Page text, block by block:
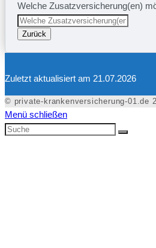
Welche Zusatzversicherung(en)
Zurück
Zuletzt aktualisiert am 21.07.2026
© private-krankenversicherung-01.de
Menü schließen